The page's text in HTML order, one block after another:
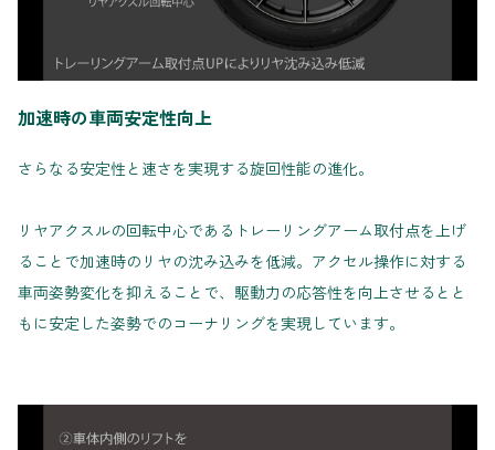
加速時の車両安定性向上
さらなる安定性と速さを実現する旋回性能の進化。
リヤアクスルの回転中心であるトレーリングアーム取付点を上げ
ることで加速時のリヤの沈み込みを低減。アクセル操作に対する
車両姿勢変化を抑えることで、駆動力の応答性を向上させるとと
もに安定した姿勢でのコーナリングを実現しています。